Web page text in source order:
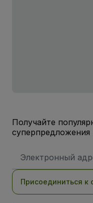
Получайте
электронной
Присоединиться к